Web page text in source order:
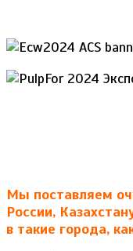
Мы поставляем
России,
в такие города,